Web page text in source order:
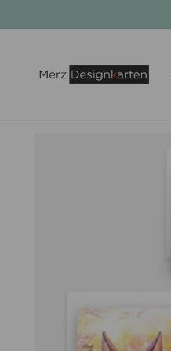
Inhalt